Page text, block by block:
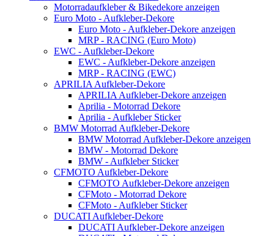
Motorradaufkleber & Bikedekore anzeigen
Euro Moto - Aufkleber-Dekore
Euro Moto - Aufkleber-Dekore anzeigen
MRP - RACING (Euro Moto)
EWC - Aufkleber-Dekore
EWC - Aufkleber-Dekore anzeigen
MRP - RACING (EWC)
APRILIA Aufkleber-Dekore
APRILIA Aufkleber-Dekore anzeigen
Aprilia - Motorrad Dekore
Aprilia - Aufkleber Sticker
BMW Motorrad Aufkleber-Dekore
BMW Motorrad Aufkleber-Dekore anzeigen
BMW - Motorrad Dekore
BMW - Aufkleber Sticker
CFMOTO Aufkleber-Dekore
CFMOTO Aufkleber-Dekore anzeigen
CFMoto - Motorrad Dekore
CFMoto - Aufkleber Sticker
DUCATI Aufkleber-Dekore
DUCATI Aufkleber-Dekore anzeigen